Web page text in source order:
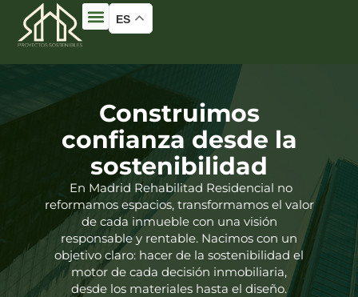
ES
Construimos
confianza desde la
sostenibilidad
En Madrid Rehabilitad Residencial no
reformamos espacios, transformamos el valor
de cada inmueble con una visión
responsable y rentable. Nacimos con un
objetivo claro: hacer de la sostenibilidad el
motor de cada decisión inmobiliaria,
desde los materiales hasta el diseño.